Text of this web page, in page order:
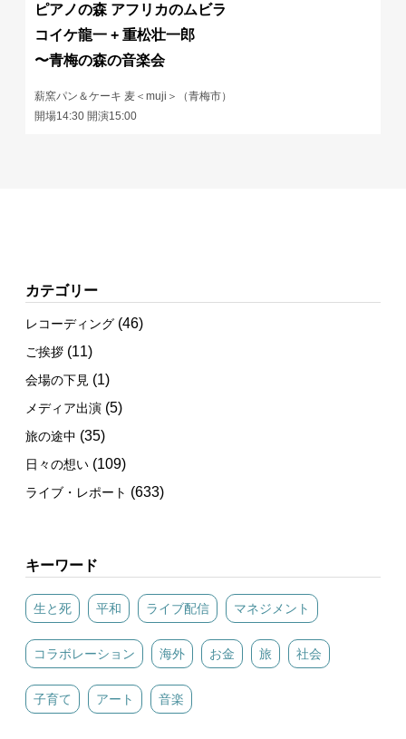
ピアノの森 アフリカのムビラ
コイケ龍一 + 重松壮一郎
〜青梅の森の音楽会
薪窯パン＆ケーキ 麦＜muji＞（青梅市）
開場14:30 開演15:00
カテゴリー
レコーディング (46)
ご挨拶 (11)
会場の下見 (1)
メディア出演 (5)
旅の途中 (35)
日々の想い (109)
ライブ・レポート (633)
キーワード
生と死 平和 ライブ配信 マネジメント
コラボレーション 海外 お金 旅 社会
子育て アート 音楽